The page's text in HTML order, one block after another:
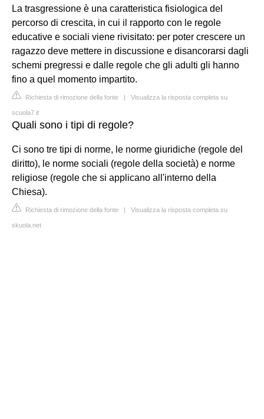
La trasgressione è una caratteristica fisiologica del
percorso di crescita, in cui il rapporto con le regole
educative e sociali viene rivisitato: per poter crescere un
ragazzo deve mettere in discussione e disancorarsi dagli
schemi pregressi e dalle regole che gli adulti gli hanno
fino a quel momento impartito.
Richiesta di rimozione della fonte | Visualizza la risposta completa su
scuola7.it
Quali sono i tipi di regole?
Ci sono tre tipi di norme, le norme giuridiche (regole del
diritto), le norme sociali (regole della società) e norme
religiose (regole che si applicano all'interno della
Chiesa).
Richiesta di rimozione della fonte | Visualizza la risposta completa su
skuola.net